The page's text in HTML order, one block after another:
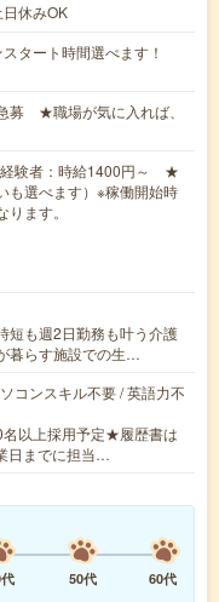
休みOK
タート時間選べます！
★職場が気に入れば、
験者：時給1400円～ ★
も選べます）※稼働開始時
ます。
短も週2日勤務も叶う介護
暮らす施設での生…
コンスキル不要 / 英語力不
以上採用予定★履歴書は
日までに担当…
50代
60代